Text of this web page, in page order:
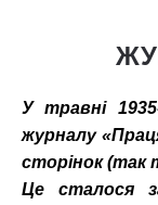
У травні 1
журналу
сторінок(так
Це сталося